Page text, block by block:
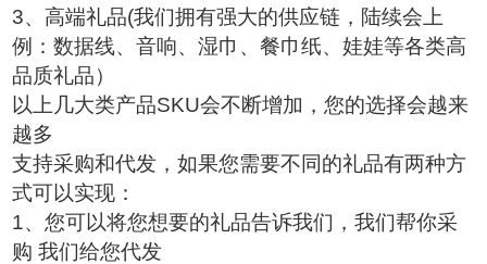
3、高端礼品(我们拥有强大的供应链，陆续会上
例：数据线、音响、湿巾、餐巾纸、娃娃等各类高
品质礼品）
以上几大类产品SKU会不断增加，您的选择会越来
越多
支持采购和代发，如果您需要不同的礼品有两种方
式可以实现：
1、您可以将您想要的礼品告诉我们，我们帮你采
购 我们给您代发